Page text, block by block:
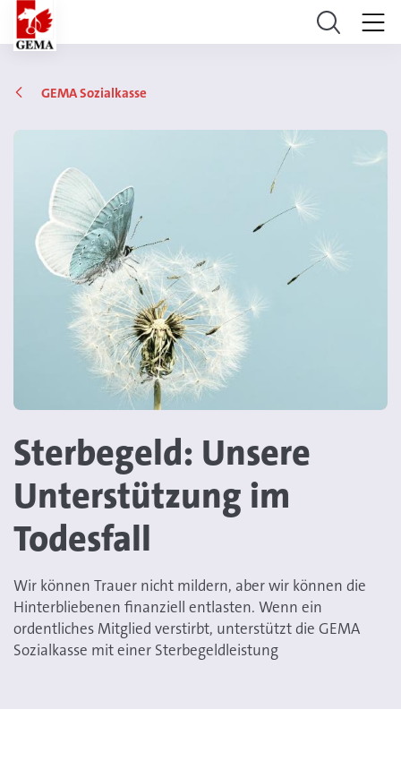
GEMA Sozialkasse
Sterbegeld: Unsere
Unterstützung im
Todesfall
Wir können Trauer nicht mildern, aber wir können die
Hinterbliebenen finanziell entlasten. Wenn ein
ordentliches Mitglied verstirbt, unterstützt die GEMA
Sozialkasse mit einer Sterbegeldleistung